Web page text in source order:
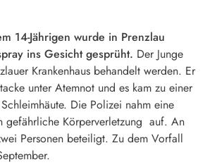
14-Jährigen wurde in Prenzlau
ins Gesicht gesprüht. Der Junge
Krankenhaus behandelt werden. Er
unter Atemnot und es kam zu einer
Die Polizei nahm eine
gefährliche Körperverletzung auf. An
Personen beteiligt. Zu dem Vorfall